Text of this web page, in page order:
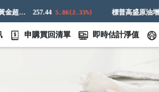
標普高盛黃金超額回報指數 257.44 5.86(2.33%) 標普高盛原油增強超額回報指數
申購買回清單 即時估計淨值